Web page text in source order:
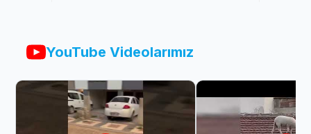
YouTube Videolarımız